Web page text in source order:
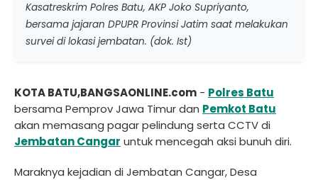
Kasatreskrim Polres Batu, AKP Joko Supriyanto,
bersama jajaran DPUPR Provinsi Jatim saat melakukan
survei di lokasi jembatan. (dok. Ist)
KOTA BATU,BANGSAONLINE.com - Polres Batu
bersama Pemprov Jawa Timur dan Pemkot Batu
akan memasang pagar pelindung serta CCTV di
Jembatan Cangar untuk mencegah aksi bunuh diri.
Maraknya kejadian di Jembatan Cangar, Desa